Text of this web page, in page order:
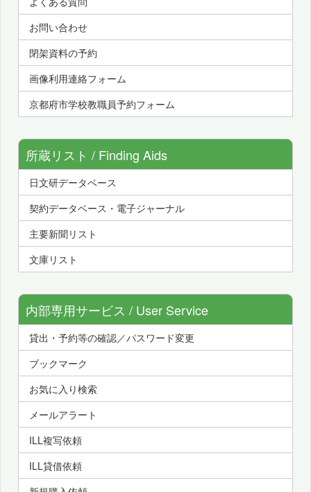
お問い合わせ
閉架資料の予約
画像利用連絡フォーム
京都府市学校教職員予約フォーム
所蔵リスト / Finding Aids
日文研データベース
契約データベース・電子ジャーナル
主要新聞リスト
文庫リスト
内部専用サービス / User Service
貸出・予約等の確認／パスワード変更
ブックマーク
お気に入り検索
メールアラート
ILL複写依頼
ILL貸借依頼